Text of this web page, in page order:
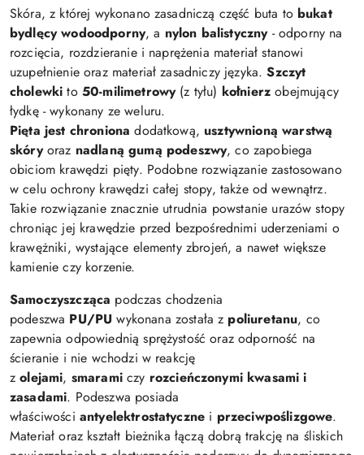
Skóra, z której wykonano zasadniczą część buta to bukat
bydlęcy wodoodporny, a nylon balistyczny- odporny na
rozcięcia, rozdzieranie i naprężenia materiał stanowi
uzupełnienie oraz materiał zasadniczy języka.Szczyt
cholewki to 50-milimetrowy (z tyłu) kołnierz obejmujący
łydkę - wykonany ze weluru.
Pięta jest chroniona dodatkową, usztywnioną warstwą
skóryoraz nadlaną gumą podeszwy, co zapobiega
obiciom krawędzi pięty. Podobne rozwiązanie zastosowano
w celu ochrony krawędzi całej stopy, także od wewnątrz.
Takie rozwiązanie znacznie utrudnia powstanie urazów stopy
chroniąc jej krawędzie przed bezpośrednimi uderzeniami o
krawężniki, wystające elementy zbrojeń, a nawet większe
kamienie czy korzenie.
Samoczyszcząca podczas chodzenia
podeszwa PU/PU wykonana została z poliuretanu, co
zapewnia odpowiednią sprężystość oraz odporność na
ścieranie i nie wchodzi w reakcję
zolejami, smaramiczy rozcieńczonymi kwasami i
zasadami. Podeszwa posiada
właściwości antyelektrostatyczne i przeciwpoślizgowe.
Materiał oraz kształt bieżnika łączą dobrą trakcję na śliskich